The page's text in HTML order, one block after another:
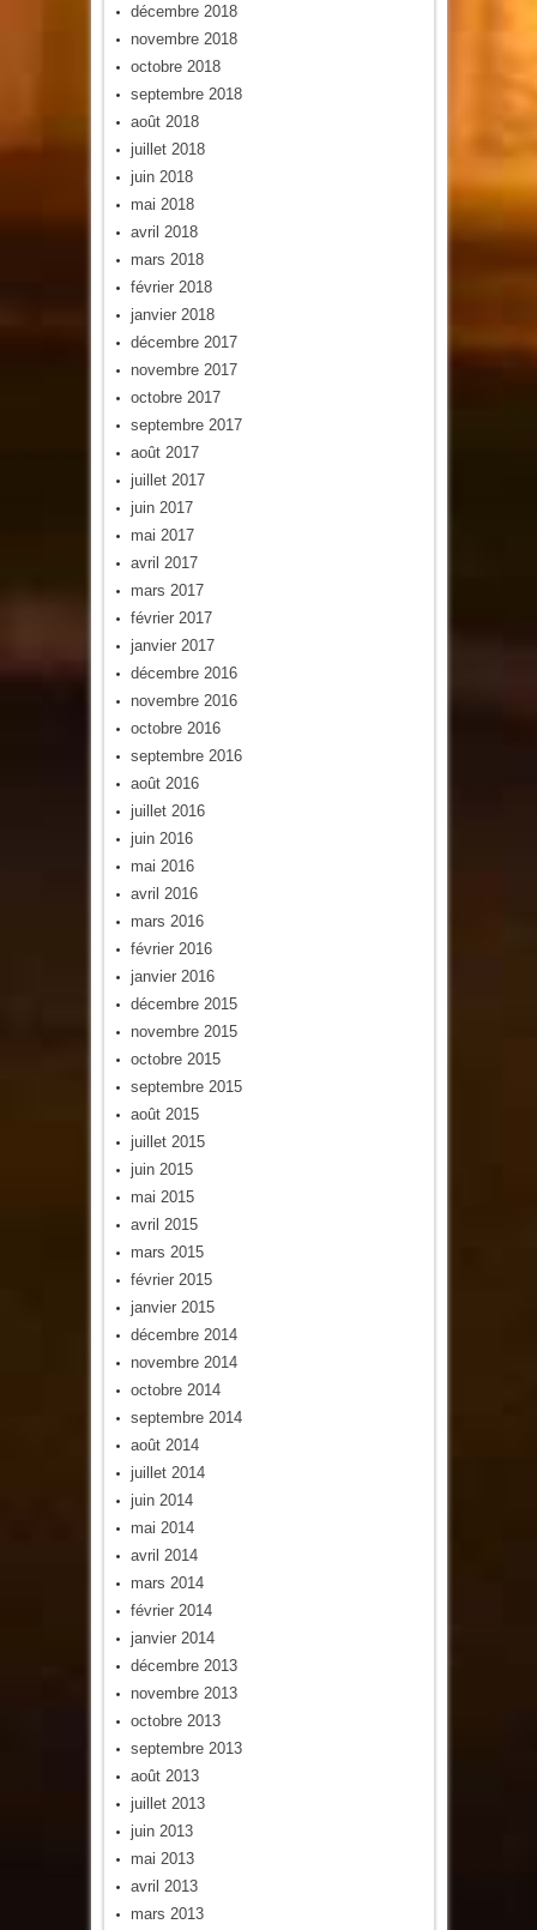
décembre 2018
novembre 2018
octobre 2018
septembre 2018
août 2018
juillet 2018
juin 2018
mai 2018
avril 2018
mars 2018
février 2018
janvier 2018
décembre 2017
novembre 2017
octobre 2017
septembre 2017
août 2017
juillet 2017
juin 2017
mai 2017
avril 2017
mars 2017
février 2017
janvier 2017
décembre 2016
novembre 2016
octobre 2016
septembre 2016
août 2016
juillet 2016
juin 2016
mai 2016
avril 2016
mars 2016
février 2016
janvier 2016
décembre 2015
novembre 2015
octobre 2015
septembre 2015
août 2015
juillet 2015
juin 2015
mai 2015
avril 2015
mars 2015
février 2015
janvier 2015
décembre 2014
novembre 2014
octobre 2014
septembre 2014
août 2014
juillet 2014
juin 2014
mai 2014
avril 2014
mars 2014
février 2014
janvier 2014
décembre 2013
novembre 2013
octobre 2013
septembre 2013
août 2013
juillet 2013
juin 2013
mai 2013
avril 2013
mars 2013